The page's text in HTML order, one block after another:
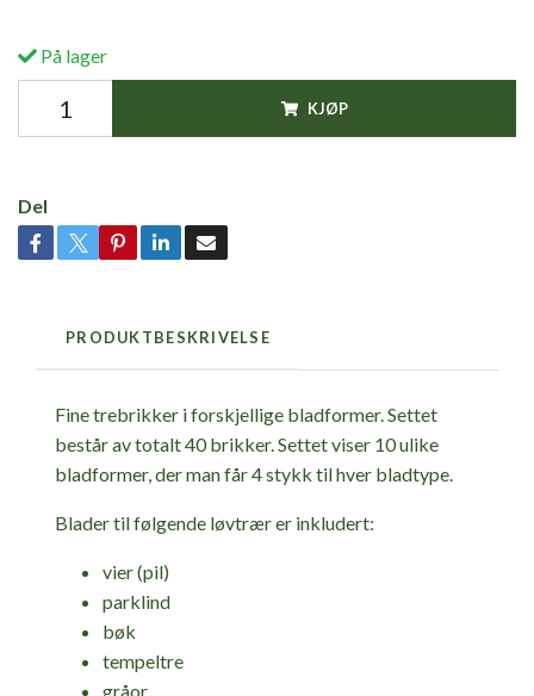
På lager
KJØP
Del
PRODUKTBESKRIVELSE
Fine trebrikker i forskjellige bladformer. Settet
består av totalt 40 brikker. Settet viser 10 ulike
bladformer, der man får 4 stykk til hver bladtype.
Blader til følgende løvtrær er inkludert:
vier (pil)
parklind
bøk
tempeltre
gråor